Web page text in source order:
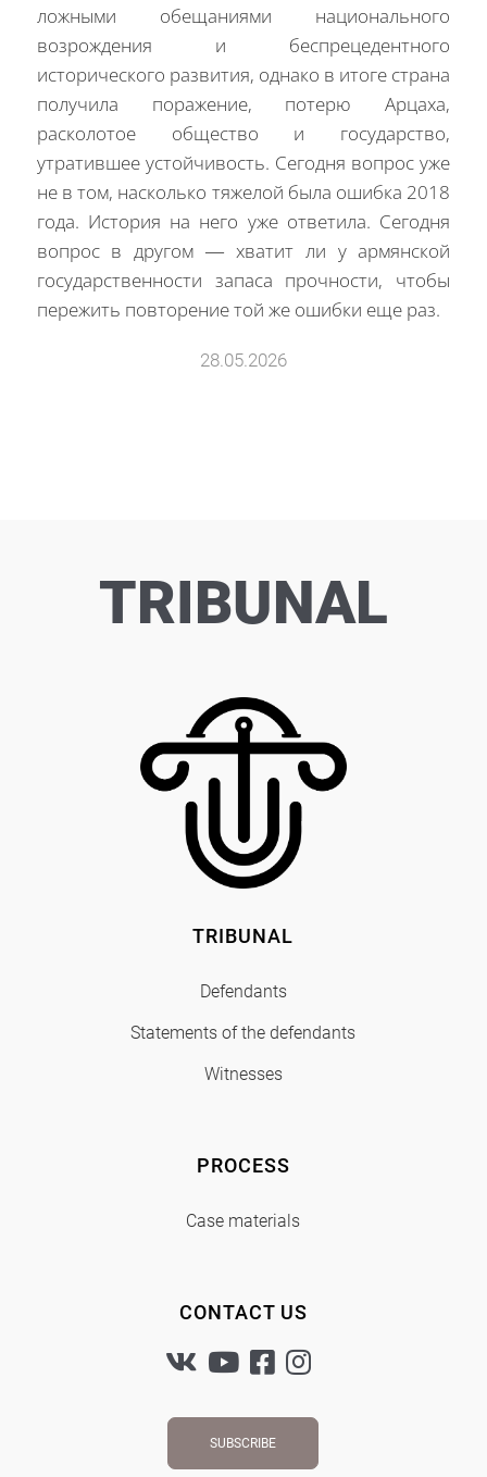
ложными обещаниями национального
возрождения и беспрецедентного
исторического развития, однако в итоге страна
получила поражение, потерю Арцаха,
расколотое общество и государство,
утратившее устойчивость. Сегодня вопрос уже
не в том, насколько тяжелой была ошибка 2018
года. История на него уже ответила. Сегодня
вопрос в другом — хватит ли у армянской
государственности запаса прочности, чтобы
пережить повторение той же ошибки еще раз.
28.05.2026
TRIBUNAL
TRIBUNAL
Defendants
Statements of the defendants
Witnesses
PROCESS
Case materials
CONTACT US
SUBSCRIBE